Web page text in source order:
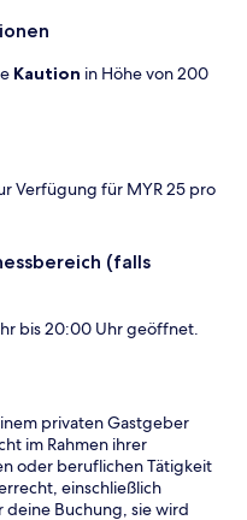
Kaution in Höhe von 200
Verfügung für MYR 25 pro
(falls
bis 20:00 Uhr geöffnet.
privaten Gastgeber
im Rahmen ihrer
oder beruflichen Tätigkeit
einschließlich
Buchung, sie wird